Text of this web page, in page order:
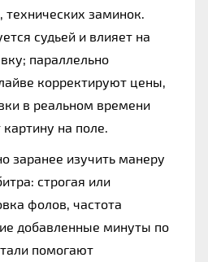
технических заминок.
судьей и влияет на
параллельно
корректируют цены,
в реальном времени
на поле.
заранее изучить манеру
строгая или
фолов, частота
добавленные минуты по
помогают